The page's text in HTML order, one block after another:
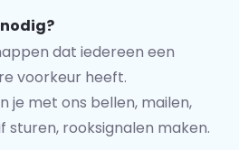
dat iedereen een
voorkeur heeft.
je met ons bellen, mailen,
sturen, rooksignalen maken.